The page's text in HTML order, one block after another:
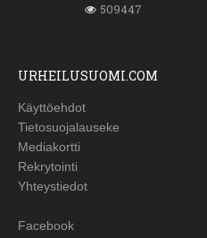
509447
URHEILUSUOMI.COM
Käyttöehdot
Tietosuojalauseke
Mediakortti
Rekrytointi
Yhteystiedot
Facebook